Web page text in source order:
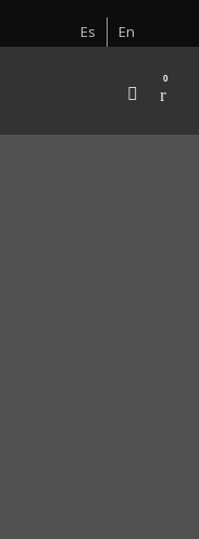
Es En
0